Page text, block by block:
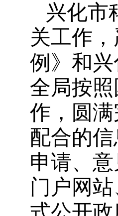
兴化市
关工作
例》和
全局按
作，圆
配合的
申请、
门户网